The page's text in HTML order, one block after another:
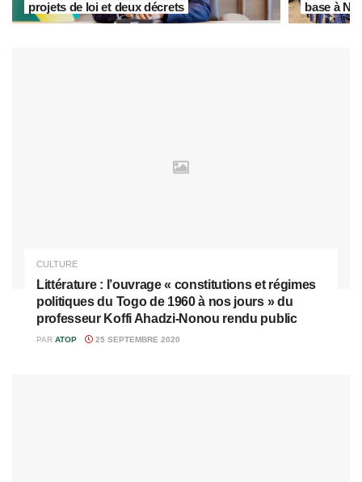
projets de loi et deux décrets
base à
CULTURE
Littérature : l’ouvrage « constitutions et régimes
politiques du Togo de 1960 à nos jours » du
professeur Koffi Ahadzi-Nonou rendu public
PAR ATOP 25 SEPTEMBRE 2020